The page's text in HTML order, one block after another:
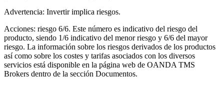
Advertencia: Invertir implica riesgos.
Acciones: riesgo 6/6. Este número es indicativo del riesgo del
producto, siendo 1/6 indicativo del menor riesgo y 6/6 del mayor
riesgo. La información sobre los riesgos derivados de los productos
así como sobre los costes y tarifas asociados con los diversos
servicios está disponible en la página web de OANDA TMS
Brokers dentro de la sección Documentos.